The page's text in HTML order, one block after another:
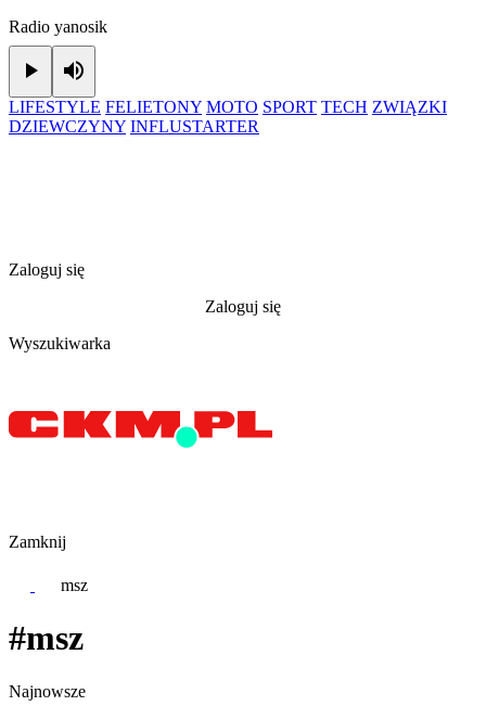
Radio yanosik
Play
LIFESTYLE FELIETONY MOTO SPORT TECH ZWIĄZKI
DZIEWCZYNY INFLUSTARTER
Zaloguj się
Zaloguj się
Wyszukiwarka
Zamknij
msz
#msz
Najnowsze